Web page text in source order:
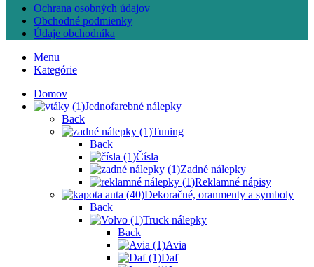
Ochrana osobných údajov
Obchodné podmienky
Údaje obchodníka
Menu
Kategórie
Domov
Jednofarebné nálepky
Back
Tuning
Back
Čísla
Zadné nálepky
Reklamné nápisy
Dekoračné, oranmenty a symboly
Back
Truck nálepky
Back
Avia
Daf